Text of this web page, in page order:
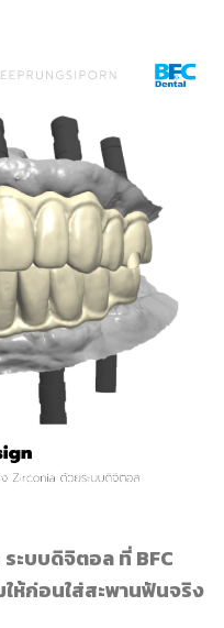
ระบบดิจิตอล ที่BFC
ห้ก่อนใส่สะพานฟันจริง